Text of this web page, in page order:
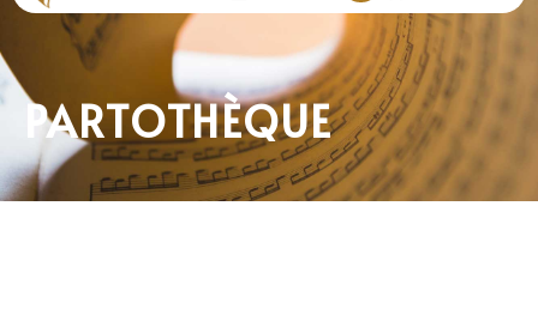
PARTOTHÈQUE